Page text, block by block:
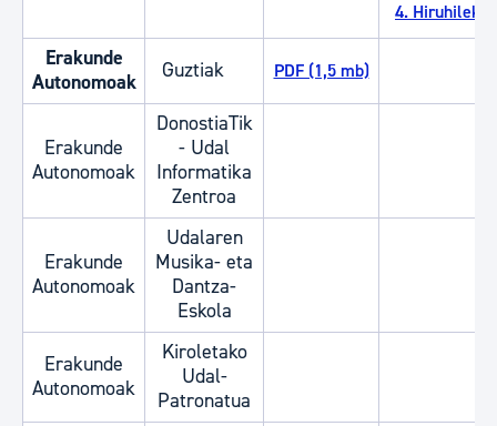
4. Hiruhilekoa
Erakunde
Autonomoak
Guztiak PDF (1,5 mb)
Erakunde
Autonomoak
DonostiaTik
- Udal
Informatika
Zentroa
Erakunde
Autonomoak
Udalaren
Musika- eta
Dantza-
Eskola
Erakunde
Autonomoak
Kiroletako
Udal-
Patronatua